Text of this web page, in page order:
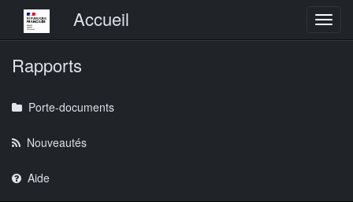
Menu principalAccueil
Rapports
Porte-documents
Nouveautés
Aide